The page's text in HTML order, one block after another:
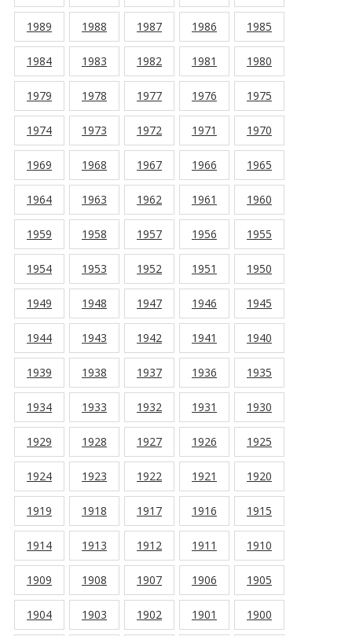
1989 1988 1987 1986 1985
1984 1983 1982 1981 1980
1979 1978 1977 1976 1975
1974 1973 1972 1971 1970
1969 1968 1967 1966 1965
1964 1963 1962 1961 1960
1959 1958 1957 1956 1955
1954 1953 1952 1951 1950
1949 1948 1947 1946 1945
1944 1943 1942 1941 1940
1939 1938 1937 1936 1935
1934 1933 1932 1931 1930
1929 1928 1927 1926 1925
1924 1923 1922 1921 1920
1919 1918 1917 1916 1915
1914 1913 1912 1911 1910
1909 1908 1907 1906 1905
1904 1903 1902 1901 1900